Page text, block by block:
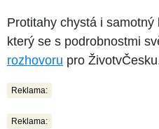
Protitahy chystá i
který se s podrobnostmi
rozhovoru pro
Reklama:
Reklama: